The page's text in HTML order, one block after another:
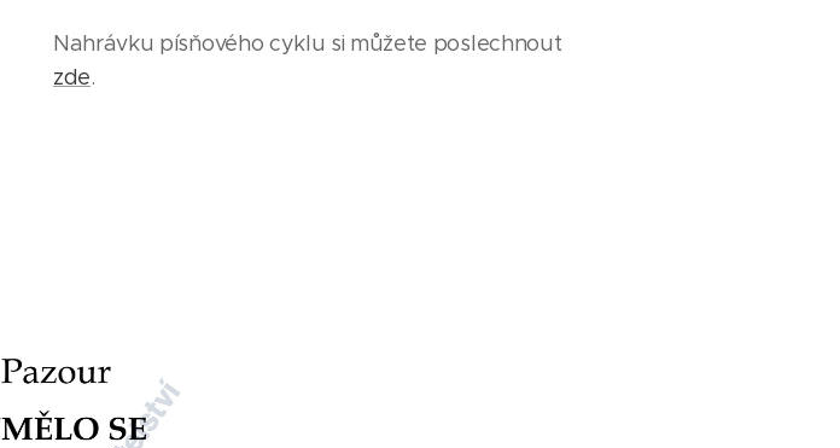
Nahrávku písňového cyklu si můžete poslechnout
zde.